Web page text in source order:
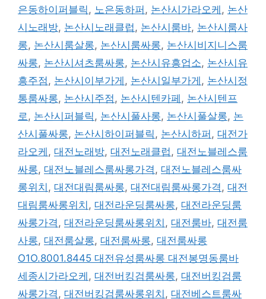
은동하이퍼블릭 , 노은동하퍼 , 논산시가라오케 , 논산
시노래방, 논산시노래클럽 , 논산시룸바, 논산시룸사
롱, 논산시룸살롱, 논산시룸싸롱, 논산시비지니스룸
싸롱, 논산시셔츠룸싸롱, 논산시유흥업소, 논산시유
흥주점 , 논산시이부가게 , 논산시일부가게 , 논산시정
통룸싸롱, 논산시주점 , 논산시텐카페 , 논산시텐프
로 , 논산시퍼블릭 , 논산시풀사롱, 논산시풀살롱, 논
산시풀싸롱, 논산시하이퍼블릭 , 논산시하퍼 , 대전가
라오케 , 대전노래방, 대전노래클럽 , 대전노블레스룸
싸롱, 대전노블레스룸싸롱가격 , 대전노블레스룸싸
롱위치 , 대전대림룸싸롱, 대전대림룸싸롱가격 , 대전
대림룸싸롱위치 , 대전라운딩룸싸롱, 대전라운딩룸
싸롱가격 , 대전라운딩룸싸롱위치 , 대전룸바, 대전룸
사롱, 대전룸살롱, 대전룸싸롱, 대전룸싸롱
O1O.8001.8445 대전유성룸싸롱 대전봉명동룸바
세종시가라오케 , 대전버킹검룸싸롱, 대전버킹검룸
싸롱가격 , 대전버킹검룸싸롱위치 , 대전베스트룸싸